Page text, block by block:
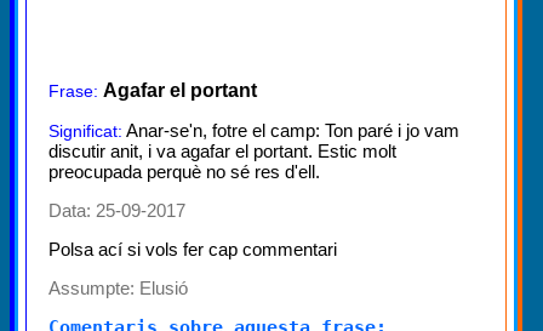
Frase: Agafar el portant
Significat: Anar-se'n, fotre el camp: Ton paré i jo vam
discutir anit, i va agafar el portant. Estic molt
preocupada perquè no sé res d'ell.
Data: 25-09-2017
Polsa ací si vols fer cap commentari
Assumpte: Elusió